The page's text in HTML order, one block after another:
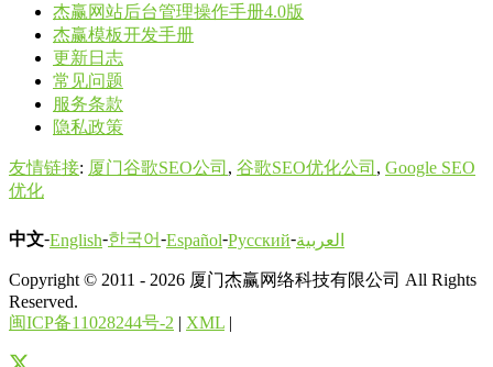
杰赢网站后台管理操作手册4.0版
杰赢模板开发手册
更新日志
常见问题
服务条款
隐私政策
友情链接: 厦门谷歌SEO公司 , 谷歌SEO优化公司 , Google SEO
优化
中文-English-한국어-Español-Русский-العربية
Copyright © 2011 - 2026 厦门杰赢网络科技有限公司 All Rights
Reserved.
闽ICP备11028244号-2 | XML |